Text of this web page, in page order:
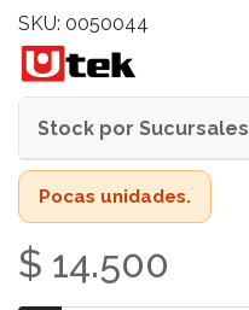
SKU: 0050044
Stock por Sucursales
Pocas unidades.
$ 14.500